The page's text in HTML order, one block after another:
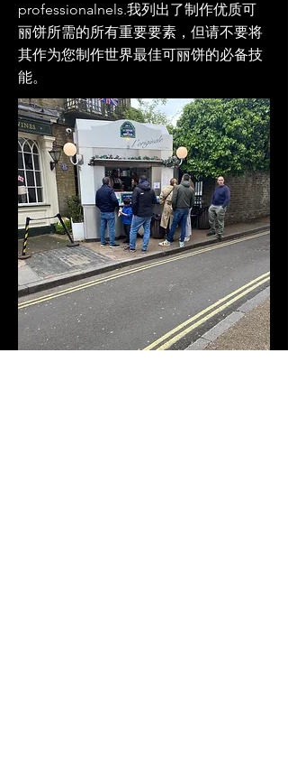
professionalnels.我列出了制作优质可
丽饼所需的所有重要要素，但请不要将
其作为您制作世界最佳可丽饼的必备技
能。